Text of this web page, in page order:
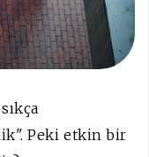
Peki etkin bir